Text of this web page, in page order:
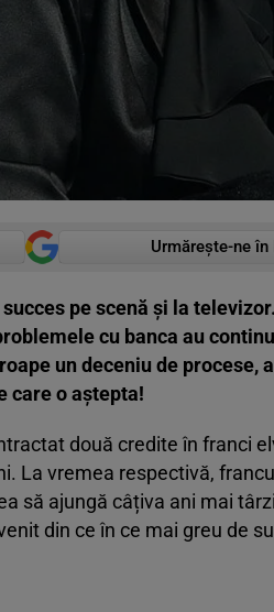
Urmărește-ne
pe scenă și la
cu banca au
un deceniu de procese,
care o aștepta!
două credite în franci
La vremea respectivă,
să ajungă câțiva ani mai
din ce în ce mai greu de